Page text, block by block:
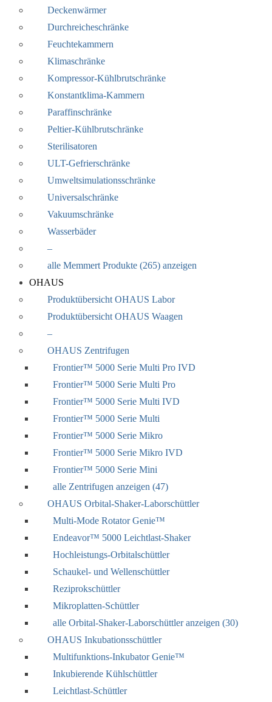
Deckenwärmer
Durchreicheschränke
Feuchtekammern
Klimaschränke
Kompressor-Kühlbrutschränke
Konstantklima-Kammern
Paraffinschränke
Peltier-Kühlbrutschränke
Sterilisatoren
ULT-Gefrierschränke
Umweltsimulationsschränke
Universalschränke
Vakuumschränke
Wasserbäder
–
alle Memmert Produkte (265) anzeigen
OHAUS
Produktübersicht OHAUS Labor
Produktübersicht OHAUS Waagen
–
OHAUS Zentrifugen
Frontier™ 5000 Serie Multi Pro IVD
Frontier™ 5000 Serie Multi Pro
Frontier™ 5000 Serie Multi IVD
Frontier™ 5000 Serie Multi
Frontier™ 5000 Serie Mikro
Frontier™ 5000 Serie Mikro IVD
Frontier™ 5000 Serie Mini
alle Zentrifugen anzeigen (47)
OHAUS Orbital-Shaker-Laborschüttler
Multi-Mode Rotator Genie™
Endeavor™ 5000 Leichtlast-Shaker
Hochleistungs-Orbitalschüttler
Schaukel- und Wellenschüttler
Reziprokschüttler
Mikroplatten-Schüttler
alle Orbital-Shaker-Laborschüttler anzeigen (30)
OHAUS Inkubationsschüttler
Multifunktions-Inkubator Genie™
Inkubierende Kühlschüttler
Leichtlast-Schüttler